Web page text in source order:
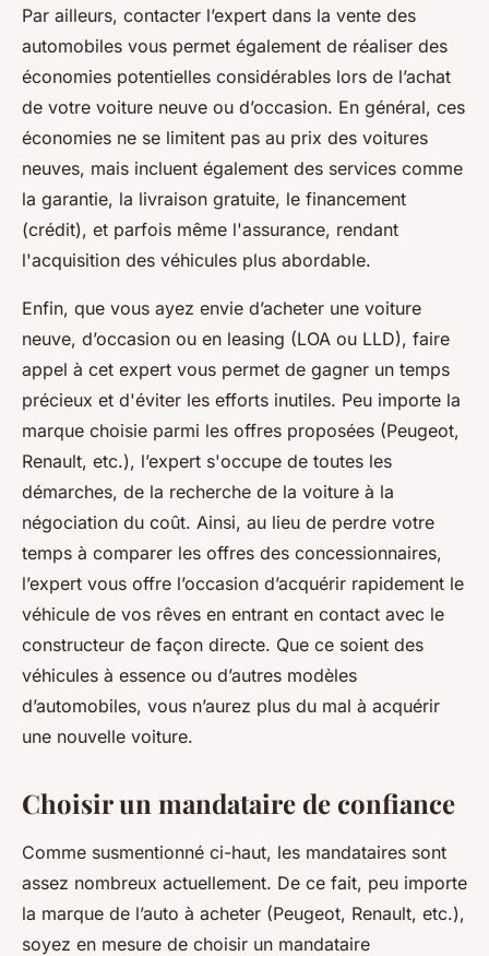
Par ailleurs, contacter l’expert dans la vente des
automobiles vous permet également de réaliser des
économies potentielles considérables lors de l’achat
de votre voiture neuve ou d’occasion. En général, ces
économies ne se limitent pas au prix des voitures
neuves, mais incluent également des services comme
la garantie, la livraison gratuite, le financement
(crédit), et parfois même l'assurance, rendant
l'acquisition des véhicules plus abordable.
Enfin, que vous ayez envie d’acheter une voiture
neuve, d’occasion ou en leasing (LOA ou LLD), faire
appel à cet expert vous permet de gagner un temps
précieux et d'éviter les efforts inutiles. Peu importe la
marque choisie parmi les offres proposées (Peugeot,
Renault, etc.), l’expert s'occupe de toutes les
démarches, de la recherche de la voiture à la
négociation du coût. Ainsi, au lieu de perdre votre
temps à comparer les offres des concessionnaires,
l’expert vous offre l’occasion d’acquérir rapidement le
véhicule de vos rêves en entrant en contact avec le
constructeur de façon directe. Que ce soient des
véhicules à essence ou d’autres modèles
d’automobiles, vous n’aurez plus du mal à acquérir
une nouvelle voiture.
Choisir un mandataire de confiance
Comme susmentionné ci-haut, les mandataires sont
assez nombreux actuellement. De ce fait, peu importe
la marque de l’auto à acheter (Peugeot, Renault, etc.),
soyez en mesure de choisir un mandataire